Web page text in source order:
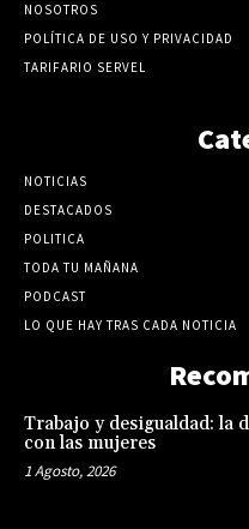
NOSOTROS
POLÍTICA DE USO Y PRIVACIDAD
TARIFARIO SERVEL
NOTICIAS
DESTACADOS
POLITICA
TODA TU MAÑANA
PODCAST
LO QUE HAY TRAS CADA NOTICIA
Trabajo y desigualdad: la
con las mujeres
1 Agosto, 2026